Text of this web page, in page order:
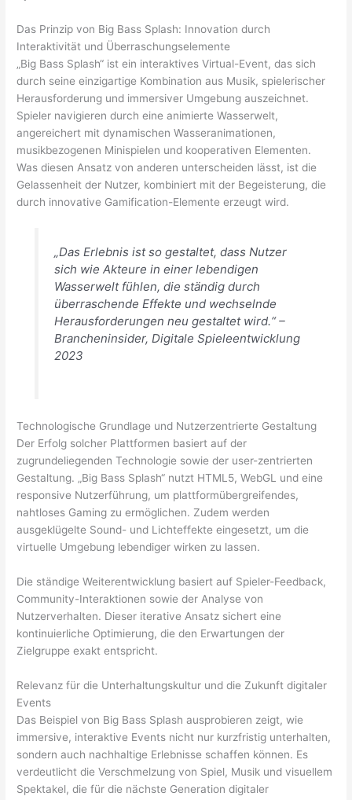
Das Prinzip von Big Bass Splash: Innovation durch
Interaktivität und Überraschungselemente
„Big Bass Splash“ ist ein interaktives Virtual-Event, das sich
durch seine einzigartige Kombination aus Musik, spielerischer
Herausforderung und immersiver Umgebung auszeichnet.
Spieler navigieren durch eine animierte Wasserwelt,
angereichert mit dynamischen Wasseranimationen,
musikbezogenen Minispielen und kooperativen Elementen.
Was diesen Ansatz von anderen unterscheiden lässt, ist die
Gelassenheit der Nutzer, kombiniert mit der Begeisterung, die
durch innovative Gamification-Elemente erzeugt wird.
„Das Erlebnis ist so gestaltet, dass Nutzer
sich wie Akteure in einer lebendigen
Wasserwelt fühlen, die ständig durch
überraschende Effekte und wechselnde
Herausforderungen neu gestaltet wird.“ –
Brancheninsider, Digitale Spieleentwicklung
2023
Technologische Grundlage und Nutzerzentrierte Gestaltung
Der Erfolg solcher Plattformen basiert auf der
zugrundeliegenden Technologie sowie der user-zentrierten
Gestaltung. „Big Bass Splash“ nutzt HTML5, WebGL und eine
responsive Nutzerführung, um plattformübergreifendes,
nahtloses Gaming zu ermöglichen. Zudem werden
ausgeklügelte Sound- und Lichteffekte eingesetzt, um die
virtuelle Umgebung lebendiger wirken zu lassen.
Die ständige Weiterentwicklung basiert auf Spieler-Feedback,
Community-Interaktionen sowie der Analyse von
Nutzerverhalten. Dieser iterative Ansatz sichert eine
kontinuierliche Optimierung, die den Erwartungen der
Zielgruppe exakt entspricht.
Relevanz für die Unterhaltungskultur und die Zukunft digitaler
Events
Das Beispiel von Big Bass Splash ausprobieren zeigt, wie
immersive, interaktive Events nicht nur kurzfristig unterhalten,
sondern auch nachhaltige Erlebnisse schaffen können. Es
verdeutlicht die Verschmelzung von Spiel, Musik und visuellem
Spektakel, die für die nächste Generation digitaler